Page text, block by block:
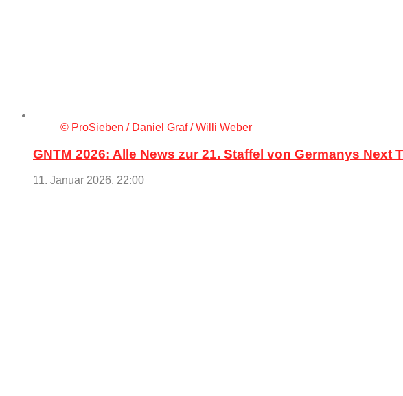
© ProSieben / Daniel Graf / Willi Weber
GNTM 2026: Alle News zur 21. Staffel von Germanys Next
11. Januar 2026, 22:00